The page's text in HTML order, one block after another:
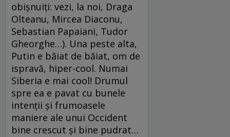
obişnuiţi: vezi, la noi, Draga
Olteanu, Mircea Diaconu,
Sebastian Papaiani, Tudor
Gheorghe…). Una peste alta,
Putin e băiat de băiat, om de
ispravă, hiper-cool. Numai
Siberia e mai cool! Drumul
spre ea e pavat cu bunele
intenţii şi frumoasele
maniere ale unui Occident
bine crescut şi bine pudrat…